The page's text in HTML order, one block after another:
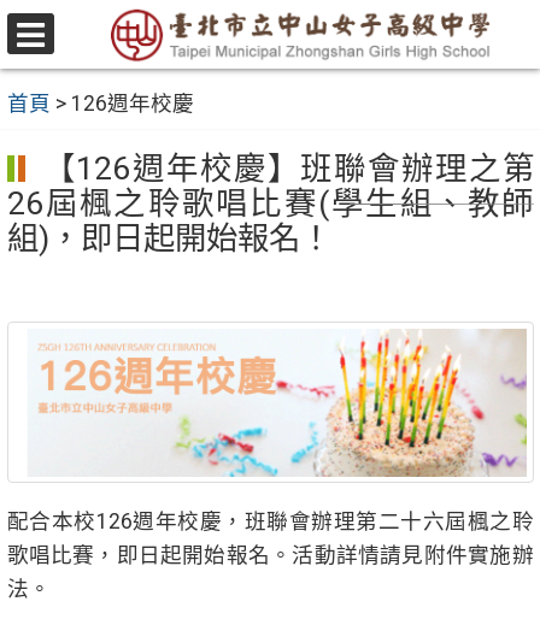
跳
至
要
內
容
區
選
單
首頁 > 126週年校慶
【126週年校慶】班聯會辦理之第
26屆楓之聆歌唱比賽(學生組、教師
組)，即日起開始報名！
配合本校126週年校慶，班聯會辦理第二十六屆楓之聆
歌唱比賽，即日起開始報名。活動詳情請見附件實施辦
法。